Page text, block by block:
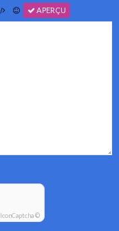
APERÇU
IconCaptcha ©